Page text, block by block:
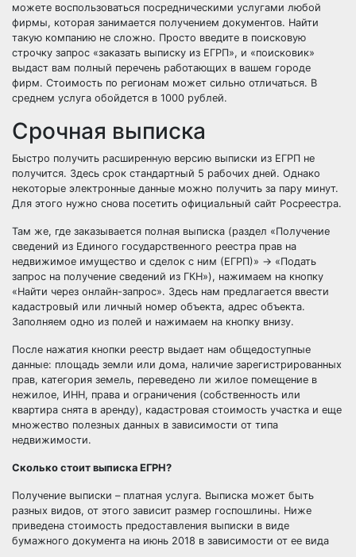
можете воспользоваться посредническими услугами любой
фирмы, которая занимается получением документов. Найти
такую компанию не сложно. Просто введите в поисковую
строчку запрос «заказать выписку из ЕГРП», и «поисковик»
выдаст вам полный перечень работающих в вашем городе
фирм. Стоимость по регионам может сильно отличаться. В
среднем услуга обойдется в 1000 рублей.
Срочная выписка
Быстро получить расширенную версию выписки из ЕГРП не
получится. Здесь срок стандартный 5 рабочих дней. Однако
некоторые электронные данные можно получить за пару минут.
Для этого нужно снова посетить официальный сайт Росреестра.
Там же, где заказывается полная выписка (раздел «Получение
сведений из Единого государственного реестра прав на
недвижимое имущество и сделок с ним (ЕГРП)» → «Подать
запрос на получение сведений из ГКН»), нажимаем на кнопку
«Найти через онлайн-запрос». Здесь нам предлагается ввести
кадастровый или личный номер объекта, адрес объекта.
Заполняем одно из полей и нажимаем на кнопку внизу.
После нажатия кнопки реестр выдает нам общедоступные
данные: площадь земли или дома, наличие зарегистрированных
прав, категория земель, переведено ли жилое помещение в
нежилое, ИНН, права и ограничения (собственность или
квартира снята в аренду), кадастровая стоимость участка и еще
множество полезных данных в зависимости от типа
недвижимости.
Сколько стоит выписка ЕГРН?
Получение выписки – платная услуга. Выписка может быть
разных видов, от этого зависит размер госпошлины. Ниже
приведена стоимость предоставления выписки в виде
бумажного документа на июнь 2018 в зависимости от ее вида